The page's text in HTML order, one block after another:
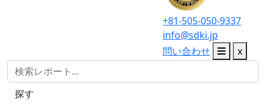
+81-505-050-9337
info@sdki.jp
問い合わせ
x
探す